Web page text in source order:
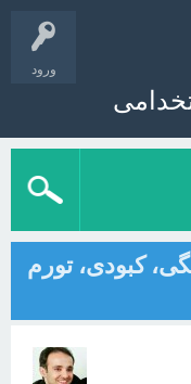
ورود
1404 | دررفتگی، کبودی، تورم